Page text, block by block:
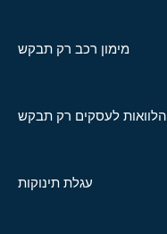
מימון רכב רק תבקש
הלוואות לעסקים רק תבקש
עגלת תינוקות